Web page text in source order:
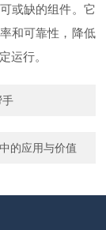
或缺的组件。它
和可靠性，降低
运行。
手
的应用与价值